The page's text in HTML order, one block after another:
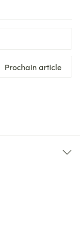
Prochain article